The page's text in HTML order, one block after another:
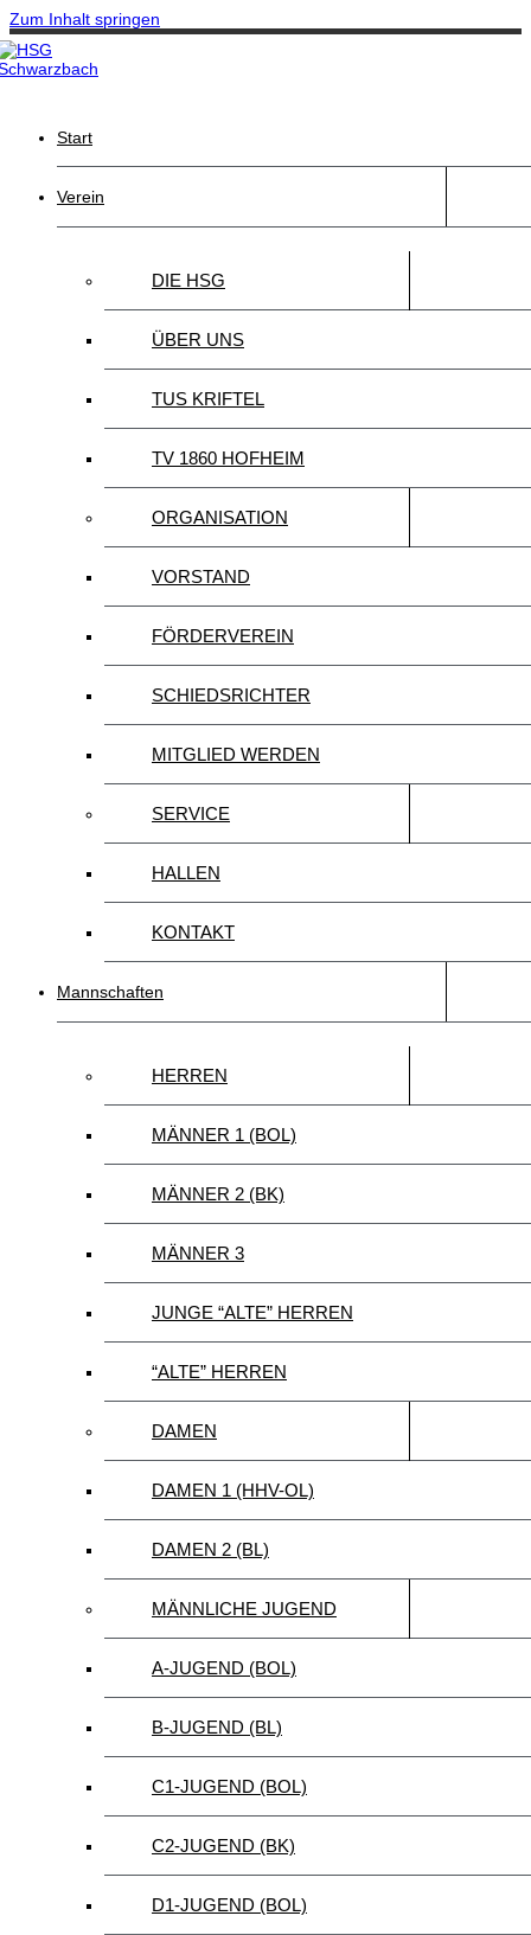
Zum Inhalt springen
Start
Verein
DIE HSG
ÜBER UNS
TUS KRIFTEL
TV 1860 HOFHEIM
ORGANISATION
VORSTAND
FÖRDERVEREIN
SCHIEDSRICHTER
MITGLIED WERDEN
SERVICE
HALLEN
KONTAKT
Mannschaften
HERREN
MÄNNER 1 (BOL)
MÄNNER 2 (BK)
MÄNNER 3
JUNGE “ALTE” HERREN
“ALTE” HERREN
DAMEN
DAMEN 1 (HHV-OL)
DAMEN 2 (BL)
MÄNNLICHE JUGEND
A-JUGEND (BOL)
B-JUGEND (BL)
C1-JUGEND (BOL)
C2-JUGEND (BK)
D1-JUGEND (BOL)